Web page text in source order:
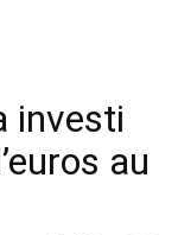
investi
au